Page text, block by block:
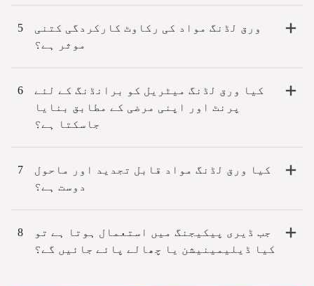
5
ورق لڈنگ مواد کی رکاوٹ کارکردگی کتنی
موثر ہے؟
6
کیا ورق لڈنگ میٹریل کو برانڈنگ کے لئے
پرنٹ اور اپنی مرضی کے مطابق بنایا
جاسکتا ہے؟
7
کیا ورق لڈنگ مواد قابل تجدید اور ماحول
دوست ہے؟
8
جب ڈیری پیکیجنگ میں استعمال ہوتا ہے تو
کیا ڈیلیمینیشن یا چھالے پائے جائیں گے؟